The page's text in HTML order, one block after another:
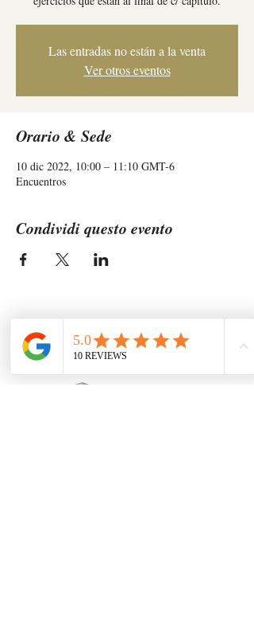
Las entradas no están a la venta
Ver otros eventos
Orario & Sede
10 dic 2022, 10:00 – 11:10 GMT-6
Encuentros
Condividi questo evento